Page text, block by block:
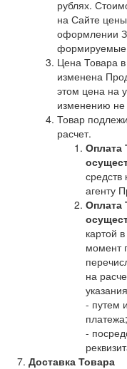
рублях.
на Сайте
оформлении
формируемые
Цена Товара
изменена
этом цена на
изменению не
Товар
расчет.
Оплата
агенту
Оплата
картой
момент
на
- путем
платежа;
-
Доставка Товара